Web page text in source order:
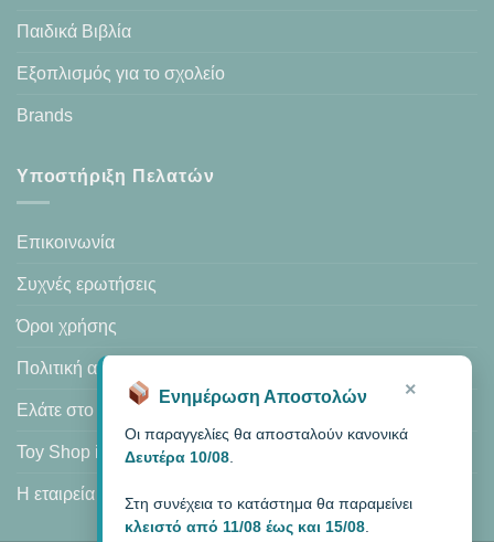
Παιδικά Βιβλία
Εξοπλισμός για το σχολείο
Brands
Υποστήριξη Πελατών
Επικοινωνία
Συχνές ερωτήσεις
Όροι χρήσης
Πολιτική απορρήτου
Ελάτε στο κατάστημά μας
Toy Shop in Heraklion
Η εταιρεία μας
×
Ενημέρωση Αποστολών
Οι παραγγελίες θα αποσταλούν κανονικά
Δευτέρα 10/08
Στη συνέχεια το κατάστημα θα παραμείνει
κλειστό από 11/08 έως και 15/08